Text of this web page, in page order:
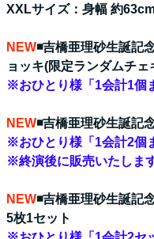
XXLサイズ：身幅 約
NEW◾️吉橋亜理砂生誕記
ョッキ(限定ランダムチ
※おひとり様「1会計1個
NEW◾️吉橋亜理砂生誕記
※おひとり様「1会計2個
※終演後に販売いたしま
NEW◾️吉橋亜理砂生誕記
5枚1セット